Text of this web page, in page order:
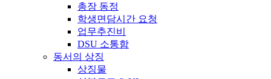
총장 동정
학생면담시간 요청
업무추진비
DSU 소통함
동서의 상징
상징물